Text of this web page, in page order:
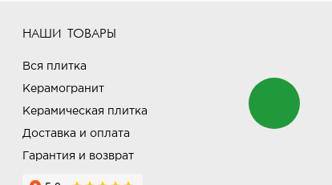
НАШИ ТОВАРЫ
Вся плитка
Керамогранит
Керамическая плитка
Доставка и оплата
Гарантия и возврат